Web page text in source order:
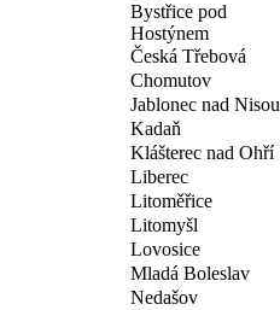
Bystřice pod
Hostýnem
Česká Třebová
Chomutov
Jablonec nad Nisou
Kadaň
Klášterec nad Ohří
Liberec
Litoměřice
Litomyšl
Lovosice
Mladá Boleslav
Nedašov